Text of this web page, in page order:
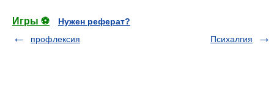
Игры ⚽
Нужен реферат?
профлексия
Психалгия